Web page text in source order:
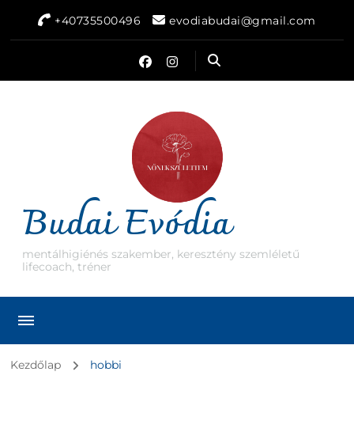
+40735500496 evodiabudai@gmail.com
Budai Evódia
mentálhigiénés szakember, keresztény szemléletű
lifecoach, tréner
Kezdőlap hobbi